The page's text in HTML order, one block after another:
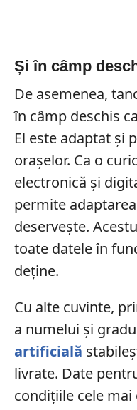
Și în câmp
De asemenea,
în câmp deschis
El este adaptat și
orașelor. Ca o
electronică și
permite
deservește.
toate datele în
deține.
Cu alte cuvinte,
a numelui și
artificială
livrate. Date
condițiile cele mai